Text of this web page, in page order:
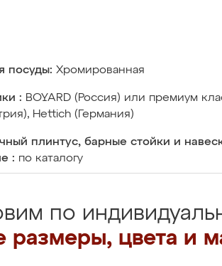
посуды: Хромированная
: BOYARD (Россия) или премиум
Hettich (Германия)
плинтус, барные стойки и
: по каталогу
по
цвета и